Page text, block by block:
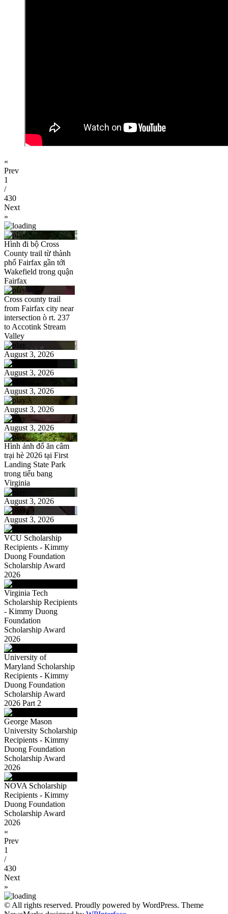
«
Prev
1
/
430
Next
»
Hình đi bộ Cross
County trail từ thành
phố Fairfax gần tới
Wakefield trong quận
Fairfax
Cross county trail
from Fairfax city near
intersection ò rt. 237
to Accotink Stream
Valley
August 3, 2026
August 3, 2026
August 3, 2026
August 3, 2026
August 3, 2026
Hình ảnh đổ ăn câm
trại hè 2026 tại First
Landing State Park
trong tiểu bang
Virginia
August 3, 2026
August 3, 2026
VCU Scholarship
Recipients - Kimmy
Duong Foundation
Scholarship Award
2026
Virginia Tech
Scholarship Recipients
- Kimmy Duong
Foundation
Scholarship Award
2026
University of
Maryland Scholarship
Recipients - Kimmy
Duong Foundation
Scholarship Award
2026 Part 2
George Mason
University Scholarship
Recipients - Kimmy
Duong Foundation
Scholarship Award
2026
NOVA Scholarship
Recipients - Kimmy
Duong Foundation
Scholarship Award
2026
«
Prev
1
/
430
Next
»
© All rights reserved. Proudly powered by WordPress. Theme